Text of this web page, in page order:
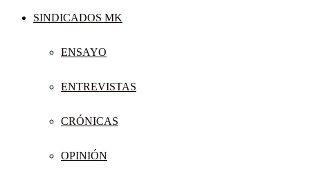
SINDICADOS MK
ENSAYO
ENTREVISTAS
CRÓNICAS
OPINIÓN